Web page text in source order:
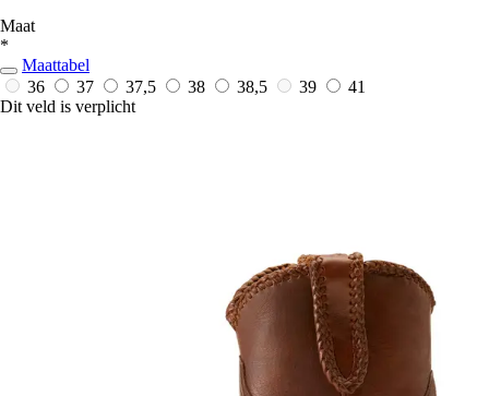
Maat
*
Maattabel
36
37 37,5 38 38,5 39
41
Dit veld is verplicht